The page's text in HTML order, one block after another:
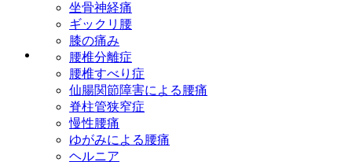
坐骨神経痛
ギックリ腰
膝の痛み
腰椎分離症
腰椎すべり症
仙腸関節障害による腰痛
脊柱管狭窄症
慢性腰痛
ゆがみによる腰痛
ヘルニア